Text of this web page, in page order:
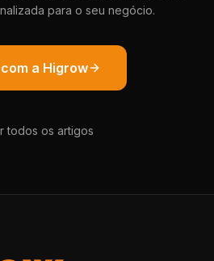
para o seu negócio.
a Higrow
todos os artigos